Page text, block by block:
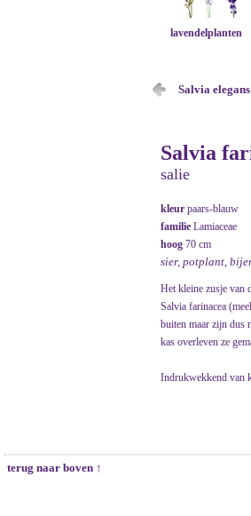
lavendelplanten
Salvia
Salvia
salie
kleur paars-blauw
familie Lamiaceae
hoog 70 cm
sier, potplant,
Het kleine zusje van
Salvia farinacea
buiten maar zijn dus
kas overleven ze
Indrukwekkend van
terug naar boven ↑